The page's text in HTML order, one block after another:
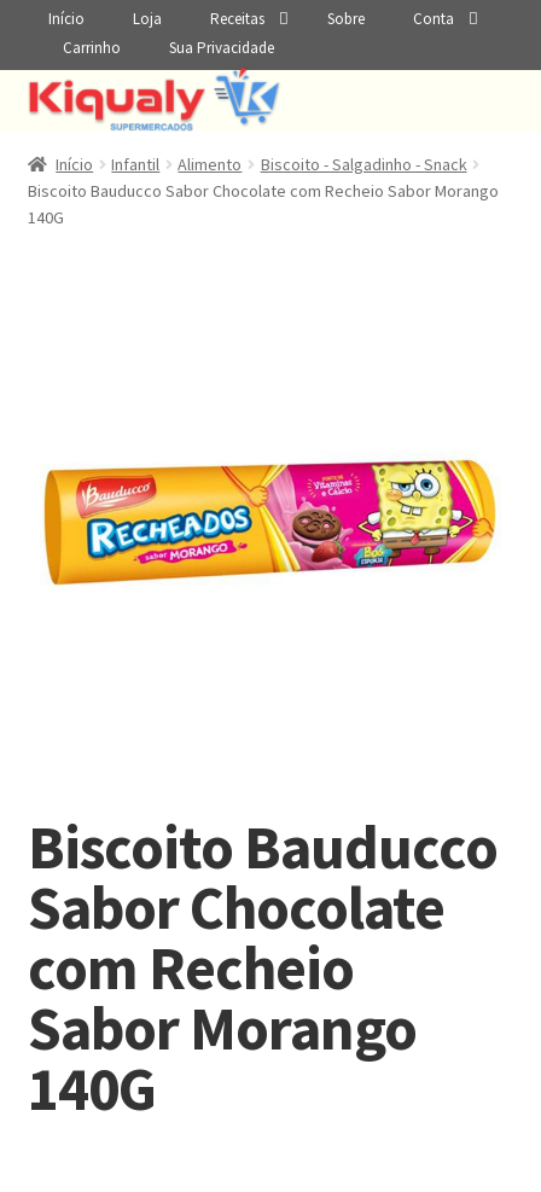
Início Loja Receitas Sobre
Conta
Carrinho
Sua Privacidade
Início Infantil Alimento
Biscoito - Salgadinho - Snack
Biscoito Bauducco Sabor Chocolate com Recheio Sabor Morango
140G
Biscoito Bauducco
Sabor Chocolate
com Recheio
Sabor Morango
140G